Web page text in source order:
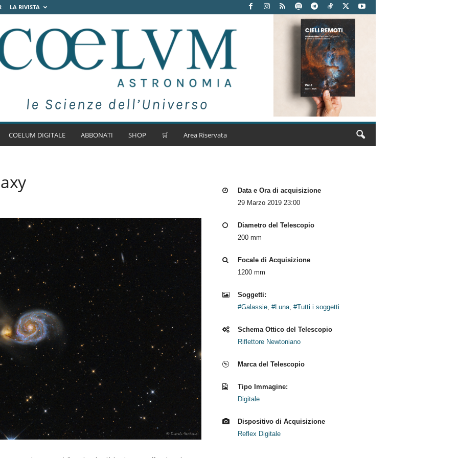
LA RIVISTA
COELUM DIGITALE ABBONATI SHOP 🛒 Area Riservata
Data e Ora di acquisizione
29 Marzo 2019 23:00
Diametro del Telescopio
200 mm
Focale di Acquisizione
1200 mm
Soggetti:
#Galassie, #Luna, #Tutti i soggetti
Schema Ottico del Telescopio
Riflettore Newtoniano
Marca del Telescopio
Tipo Immagine:
Digitale
Dispositivo di Acquisizione
Reflex Digitale